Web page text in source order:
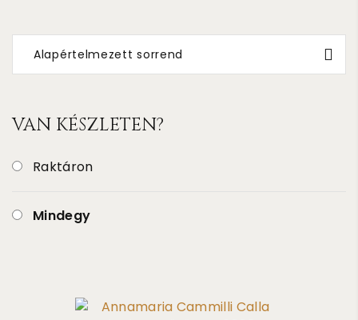
Alapértelmezett sorrend
VAN KÉSZLETEN?
Raktáron
Mindegy